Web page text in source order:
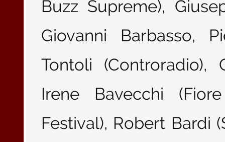
Buzz Supreme),
Giovanni Barbasso,
Tontoli (Controradio),
Irene Bavecchi
Festival), Robert Bardi